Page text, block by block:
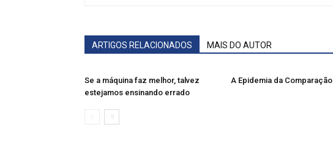
ARTIGOS RELACIONADOS MAIS DO AUTOR
Se a máquina faz melhor, talvez
estejamos ensinando errado
A Epidemia da Comparação